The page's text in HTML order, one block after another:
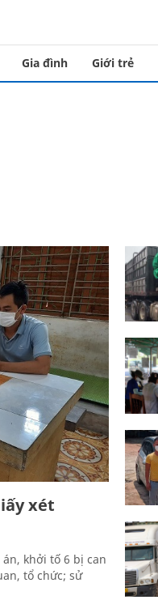
Gia đình Giới trẻ
xét
khởi tố 6 bị can
tổ chức; sử